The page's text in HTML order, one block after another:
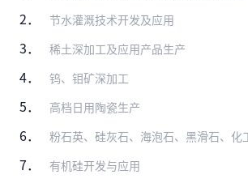
2． 节水灌溉技术开发及应用
3． 稀土深加工及应用产品生产
4． 钨、钼矿深加工
5． 高档日用陶瓷生产
6． 粉石英、硅灰石、海泡石、黑滑石、化工用
7． 有机硅开发与应用